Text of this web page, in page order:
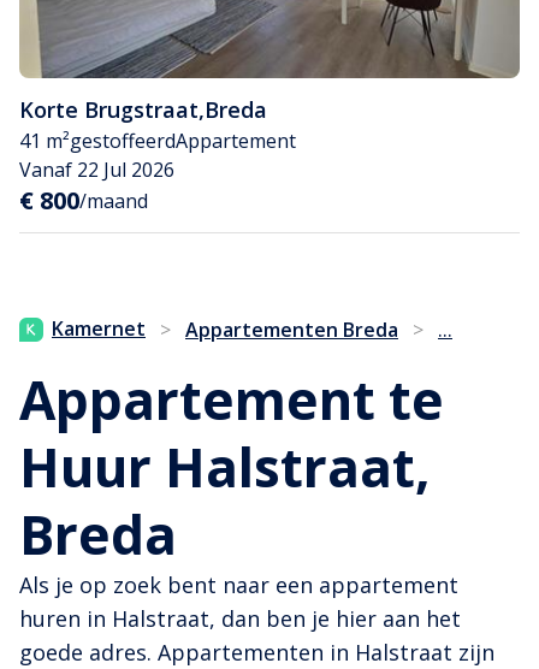
Korte Brugstraat,Breda
41 m²gestoffeerdAppartement
Vanaf 22 Jul 2026
€ 800/maand
Kamernet > Appartementen Breda > ...
Appartement te
Huur Halstraat,
Breda
Als je op zoek bent naar een appartement
huren in Halstraat, dan ben je hier aan het
goede adres. Appartementen in Halstraat zijn